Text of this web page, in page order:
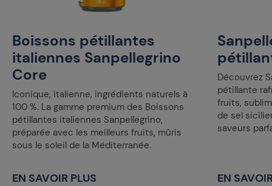
Boissons pétillantes
italiennes Sanpellegrino
Core
Iconique, italienne, ingrédients naturels à
100 %. La gamme premium des Boissons
pétillantes italiennes Sanpellegrino,
préparée avec les meilleurs fruits, mûris
sous le soleil de la Méditerranée.
EN SAVOIR PLUS
Découvrez
pétillante
fruits,
de sel
saveurs
EN